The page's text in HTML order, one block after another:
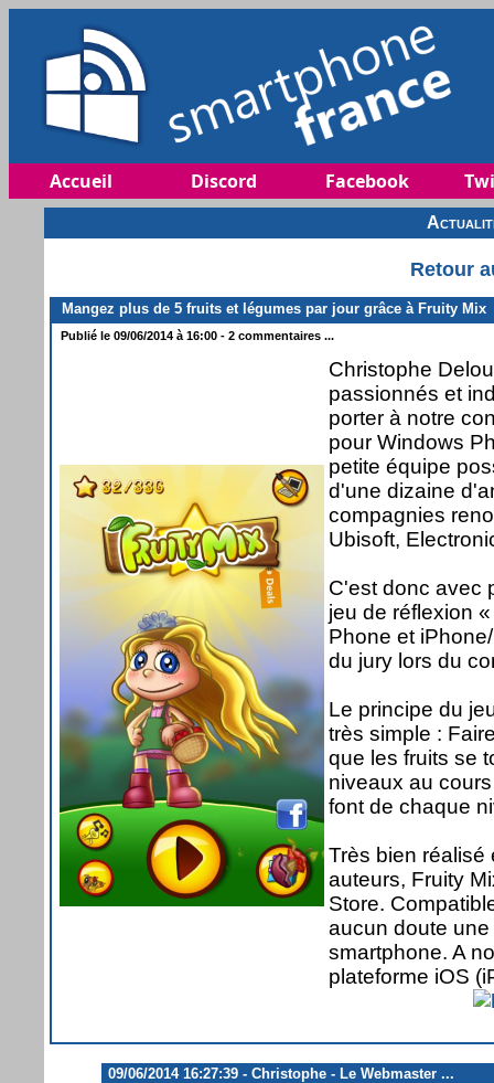
Accueil Discord Facebook
Retour
Mangez plus de 5 fruits et légumes par jour grâce à Fruity Mix
Publié le 09/06/2014 à 16:00 - 2 commentaires ...
Christophe
passionnés et
porter à notre
pour Windows
petite équipe
d'une dizaine
compagnies
Ubisoft,
C'est donc avec
jeu de réflexion
Phone et
du jury lors du
Le principe du
très simple :
que les fruits se
niveaux au
font de chaque
Très bien
auteurs, Fruity
Store.
aucun doute
smartphone. A
plateforme iOS
09/06/2014 16:27:39 - Christophe - Le Webmaster ...